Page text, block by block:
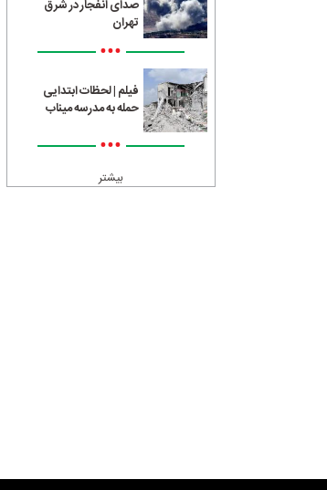
صدای انفجار در شرق
تهران
•••
فیلم | لحظات ابتدایی
حمله به مدرسه میناب
•••
بیشتر